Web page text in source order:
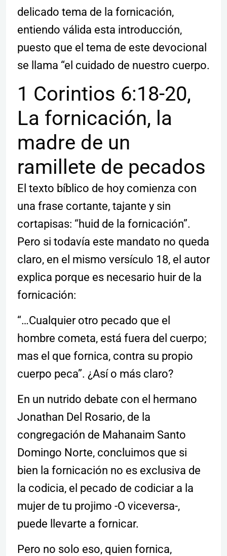
delicado tema de la fornicación,
entiendo válida esta introducción,
puesto que el tema de este devocional
se llama “el cuidado de nuestro cuerpo.
1 Corintios 6:18-20,
La fornicación, la
madre de un
ramillete de pecados
El texto bíblico de hoy comienza con
una frase cortante, tajante y sin
cortapisas: “huid de la fornicación”.
Pero si todavía este mandato no queda
claro, en el mismo versículo 18, el autor
explica porque es necesario huir de la
fornicación:
“…Cualquier otro pecado que el
hombre cometa, está fuera del cuerpo;
mas el que fornica, contra su propio
cuerpo peca”. ¿Así o más claro?
En un nutrido debate con el hermano
Jonathan Del Rosario, de la
congregación de Mahanaim Santo
Domingo Norte, concluimos que si
bien la fornicación no es exclusiva de
la codicia, el pecado de codiciar a la
mujer de tu projimo -O viceversa-,
puede llevarte a fornicar.
Pero no solo eso, quien fornica,